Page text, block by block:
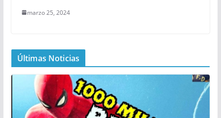
marzo 25, 2024
Últimas Noticias